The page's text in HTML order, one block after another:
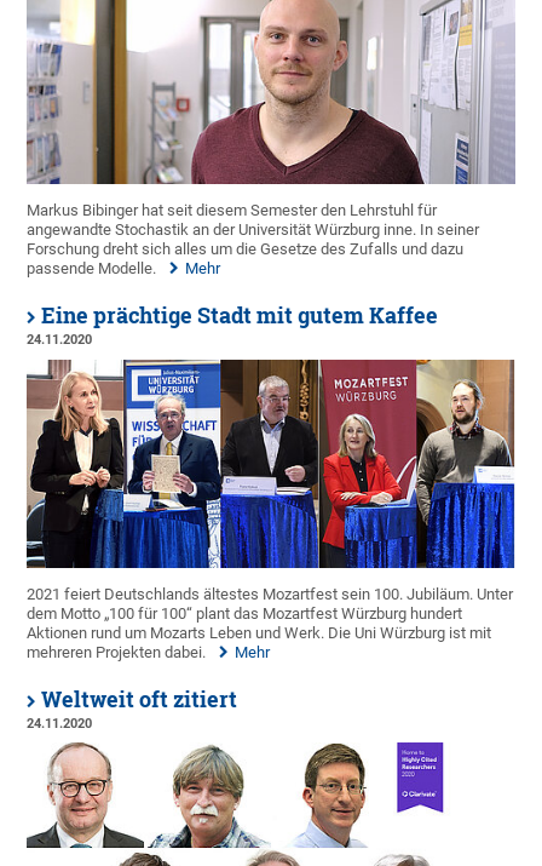
Markus Bibinger hat seit diesem Semester den Lehrstuhl für
angewandte Stochastik an der Universität Würzburg inne. In seiner
Forschung dreht sich alles um die Gesetze des Zufalls und dazu
passende Modelle.
Mehr
Eine prächtige Stadt mit gutem Kaffee
24.11.2020
2021 feiert Deutschlands ältestes Mozartfest sein 100. Jubiläum. Unter
dem Motto „100 für 100“ plant das Mozartfest Würzburg hundert
Aktionen rund um Mozarts Leben und Werk. Die Uni Würzburg ist mit
mehreren Projekten dabei.
Mehr
Weltweit oft zitiert
24.11.2020